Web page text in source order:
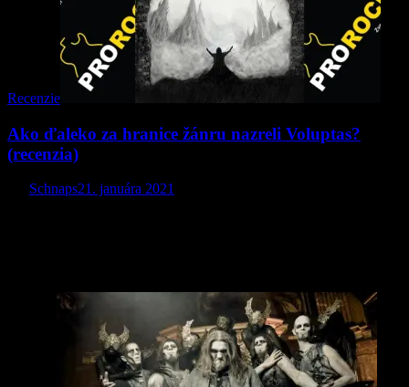
Recenzie
Ako ďaleko za hranice žánru nazreli Voluptas?
(recenzia)
Schnaps21. januára 2021